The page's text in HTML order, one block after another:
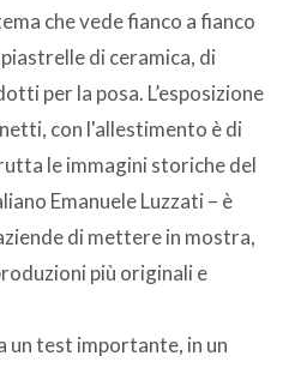
che vede fianco a fianco
di ceramica, di
per la posa. L’esposizione
con l'allestimento è di
le immagini storiche del
Emanuele Luzzati – è
di mettere in mostra,
più originali e
un test importante, in un